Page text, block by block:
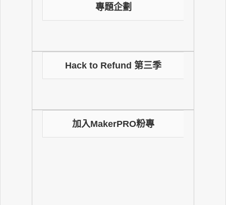
專題企劃
Hack to Refund 第三季
加入MakerPRO粉專